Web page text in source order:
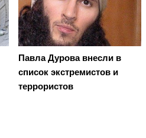
Павла Дурова внесли в
список экстремистов и
террористов